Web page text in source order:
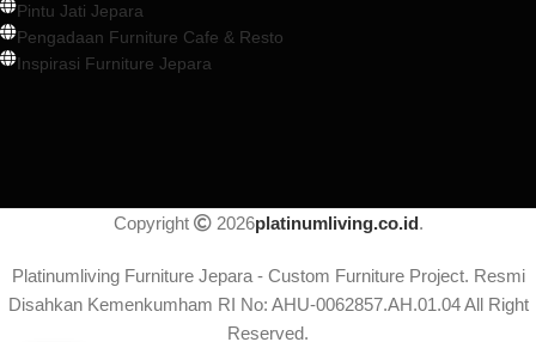
Pintu Jati Jepara
Pengadaan Furniture Cafe & Resto
Inspirasi Furniture Jepara
Copyright 2026platinumliving.co.id.
Platinumliving Furniture Jepara - Custom Furniture Project. Resmi
Disahkan Kemenkumham RI No: AHU-0062857.AH.01.04 All Right
Reserved.